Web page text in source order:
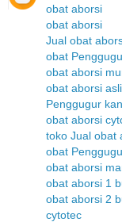
obat aborsi
obat aborsi
Jual obat
obat
obat aborsi
obat aborsi asli
Penggugur
obat aborsi
toko Jual obat
obat
obat aborsi
obat aborsi 1
obat aborsi 2
cytotec